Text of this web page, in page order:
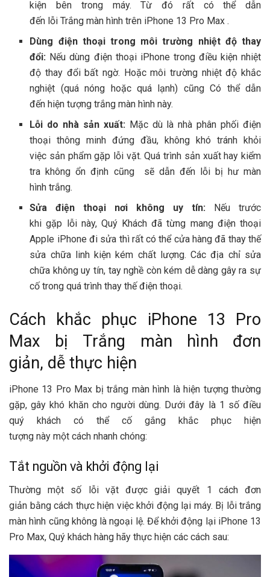
kiện bên trong máy. Từ đó rất có thểdẫn
đến lỗi Trắng màn hình trên iPhone 13 Pro Max .
Dùng điện thoạitrong môi trường nhiệt độ thay
đổi: Nếu dùng điện thoại iPhone trong điều kiện nhiệt
độ thay đổi bất ngờ. Hoặc môi trường nhiệt độ khắc
nghiệt (quá nóng hoặc quá lạnh) cũngCó thểdẫn
đến hiện tượng trắng màn hình này.
Lỗi do nhà sản xuất: Mặc dùlànhà phân phối điện
thoại thông minh đứng đầu, không khó tránh khỏi
việc sản phẩmgặp lỗi vặt. Quá trình sản xuất haykiểm
tra không ổn định cũng sẽ dẫn đến lỗi bị hưmàn
hìnhtrắng.
Sửađiện thoại nơi không uy tín: Nếu trước
khi gặp lỗinày, Quý Khách đã từng mang điện thoại
Apple iPhone đi sửa thì rất có thể cửa hàng đã thay thế
sửa chữa linh kiện kém chất lượng. Các địa chỉ sửa
chữa không uy tín, tay nghề còn kém dễ dàng gây ra sự
cố trong quá trìnhthay thế điện thoại.
Cách khắc phục iPhone 13 Pro
Max bị Trắng màn hình
đơn
giản, dễ thực hiện
iPhone 13 Pro Max bị trắng màn hình là hiện tượngthường
gặp, gây khó khăn cho người dùng. Dưới đây là 1 số điều
quý khách có thểcố gắng khắc phục
hiện
tượng này một cách nhanh chóng:
Tắt nguồn và khởi động lại
Thườngmột số lỗi vặtđược giải quyết 1 cáchđơn
giản bằng cách thực hiện việc khởi độnglại máy. Bị lỗi trắng
màn hình cũng không là ngoại lệ. Đểkhởi động lạiiPhone 13
Pro Max, Quý khách hàng hãy thực hiện các cách sau: